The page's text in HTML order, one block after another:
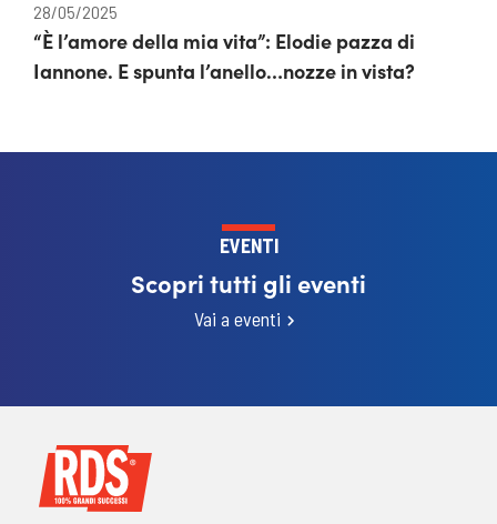
28/05/2025
“È l’amore della mia vita”: Elodie pazza di
Iannone. E spunta l’anello…nozze in vista?
EVENTI
Scopri tutti gli eventi
Vai a eventi